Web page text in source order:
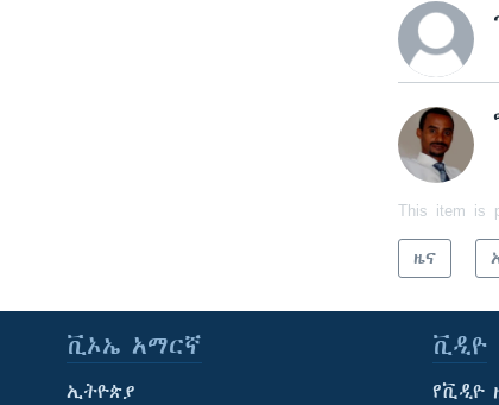
This item is
ዜና
ቪኦኤ አማርኛ
ኢትዮጵያ
ቪዲዮ
የቪዲዮ